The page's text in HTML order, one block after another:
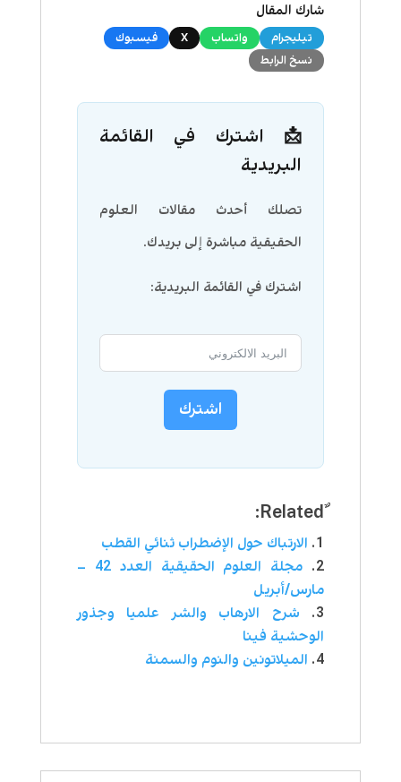
شارك المقال
تيليجرام واتساب X
فيسبوك
نسخ الرابط
📩 اشترك في القائمة
البريدية
تصلك أحدث مقالات العلوم
الحقيقية مباشرة إلى بريدك.
اشترك في القائمة البريدية:
اشترك
ٌRelated:
الارتباك حول الإضطراب ثنائي القطب
مجلة العلوم الحقيقية العدد 42 –
مارس/أبريل
شرح الارهاب والشر علميا وجذور
الوحشية فينا
الميلاتونين والنوم والسمنة